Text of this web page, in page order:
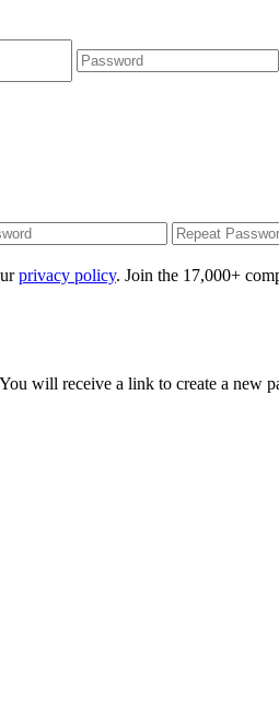
privacy policy. Join the 17,000+
will receive a link to create a new